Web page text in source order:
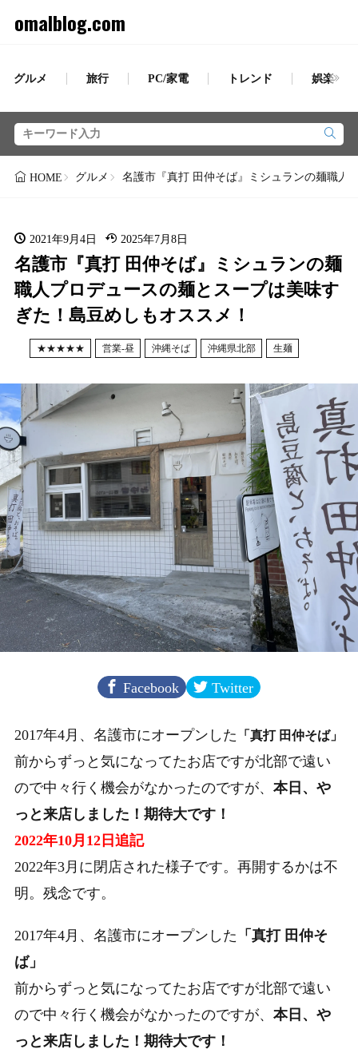
omalblog.com
グルメ 旅行 PC/家電 トレンド 娯楽
HOME グルメ 名護市『真打 田仲そば』ミシュランの麺職人
2021年9月4日 2025年7月8日
名護市『真打 田仲そば』ミシュランの麺
職人プロデュースの麺とスープは美味す
ぎた！島豆めしもオススメ！
★★★★★ 営業-昼 沖縄そば 沖縄県北部 生麺
Facebook Twitter
2017年4月、名護市にオープンした 「真打 田仲そば」
前からずっと気になってたお店ですが北部で遠い
ので中々行く機会がなかったのですが、 本日、や
っと来店しました！期待大です！
2022年10月12日追記
2022年3月に閉店された様子です。再開するかは不
明。残念です。
2017年4月、名護市にオープンした 「真打 田仲そ
ば」
前からずっと気になってたお店ですが北部で遠い
ので中々行く機会がなかったのですが、 本日、や
っと来店しました！期待大です！